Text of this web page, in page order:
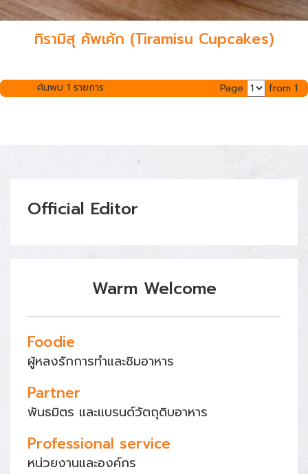
ทิรามิสุ คัพเค้ก (Tiramisu Cupcakes)
ค้นพบ 1 รายการ Page from 1
Official Editor
Warm Welcome
Foodie
ผู้หลงรักการทำและชิมอาหาร
Partner
พันธมิตร และแบรนด์วัตถุดิบอาหาร
Professional service
หน่วยงานและองค์กร